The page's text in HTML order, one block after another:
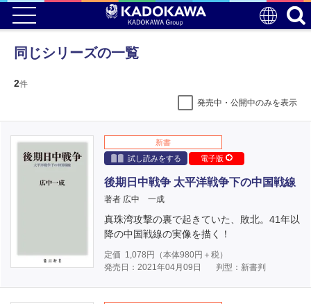
同じシリーズの一覧
2件
発売中・公開中のみを表示
新書
試し読みをする
電子版
後期日中戦争 太平洋戦争下の中国戦線
著者 広中 一成
真珠湾攻撃の裏で起きていた、敗北。41年以
降の中国戦線の実像を描く！
定価 1,078 円（本体980円＋税）
発売日：2021年04月09日
判型：新書判